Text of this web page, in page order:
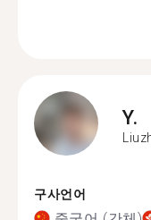
Y.
구사언어